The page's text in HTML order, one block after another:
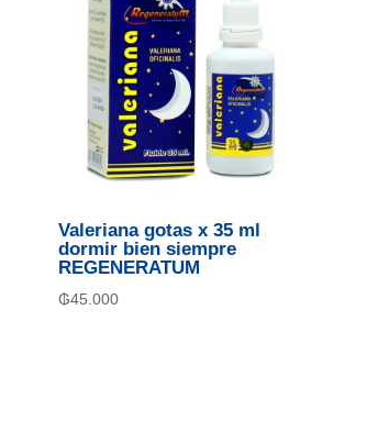
Valeriana gotas x 35 ml
dormir bien siempre
REGENERATUM
₲45.000